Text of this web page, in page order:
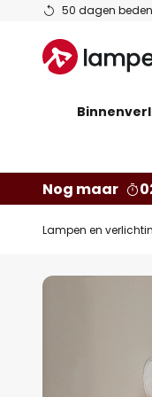
50 dagen
Ga
de
inhoud
Nog maar
Lampen en
Ga